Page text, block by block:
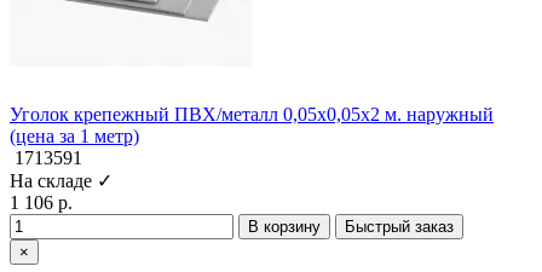
Уголок крепежный ПВХ/металл 0,05x0,05x2 м. наружный
(цена за 1 метр)
1713591
На складе ✓
1 106 р.
В корзину
Быстрый заказ
×